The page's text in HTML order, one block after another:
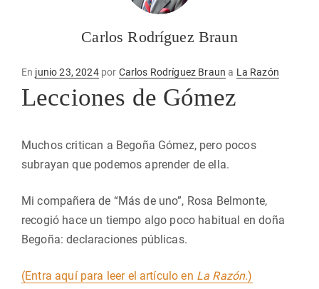
Carlos Rodríguez Braun
En Publicado
junio 23, 2024por Carlos Rodríguez Braun a La Razón
Lecciones de Gómez
Muchos critican a Begoña Gómez, pero pocos
subrayan que podemos aprender de ella.
Mi compañera de “Más de uno”, Rosa Belmonte,
recogió hace un tiempo algo poco habitual en doña
Begoña: declaraciones públicas.
(Entra aquí para leer el artículo en La Razón.)